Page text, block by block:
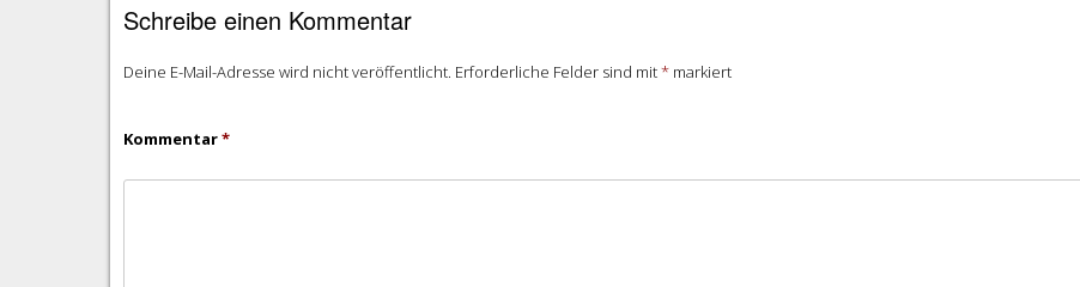
Schreibe einen Kommentar
Deine E-Mail-Adresse wird nicht veröffentlicht. Erforderliche Felder sind mit* markiert
Kommentar*